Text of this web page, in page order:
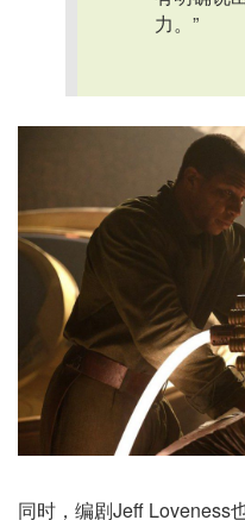
力。”
同时，编剧Jeff Loveness